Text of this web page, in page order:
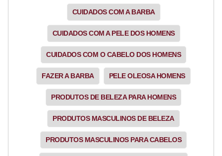
CUIDADOS COM A BARBA
CUIDADOS COM A PELE DOS HOMENS
CUIDADOS COM O CABELO DOS HOMENS
FAZER A BARBA PELE OLEOSA HOMENS
PRODUTOS DE BELEZA PARA HOMENS
PRODUTOS MASCULINOS DE BELEZA
PRODUTOS MASCULINOS PARA CABELOS